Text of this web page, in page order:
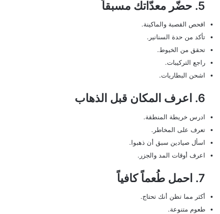
5. حضّر معدّاتك مسبقاً
افحص القصبة والماكينة.
تأكد من حدة السنانير.
تحقق من الخيوط.
راجع التركيبات.
اشحن البطاريات.
6. اعرف المكان قبل الذهاب
ادرس خريطة المنطقة.
تعرف على المخاطر.
اسأل صيادين سبق أن ذهبوا.
اعرف أوقات المد والجزر.
7. احمل طُعماً كافياً
أكثر مما تظن أنك تحتاج.
طعوم متنوعة.